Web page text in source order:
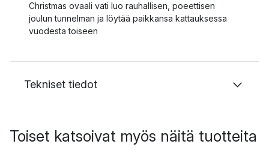
Christmas ovaali vati luo rauhallisen, poeettisen
joulun tunnelman ja löytää paikkansa kattauksessa
vuodesta toiseen
Tekniset tiedot
Toiset katsoivat myös näitä tuotteita